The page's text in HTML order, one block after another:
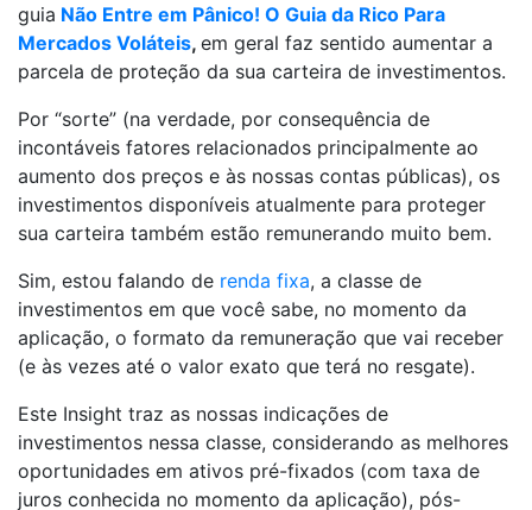
guia Não Entre em Pânico! O Guia da Rico Para
Mercados Voláteis, em geral faz sentido aumentar a
parcela de proteção da sua carteira de investimentos.
Por “sorte” (na verdade, por consequência de
incontáveis fatores relacionados principalmente ao
aumento dos preços e às nossas contas públicas), os
investimentos disponíveis atualmente para proteger
sua carteira também estão remunerando muito bem.
Sim, estou falando de renda fixa, a classe de
investimentos em que você sabe, no momento da
aplicação, o formato da remuneração que vai receber
(e às vezes até o valor exato que terá no resgate).
Este Insight traz as nossas indicações de
investimentos nessa classe, considerando as melhores
oportunidades em ativos pré-fixados (com taxa de
juros conhecida no momento da aplicação), pós-